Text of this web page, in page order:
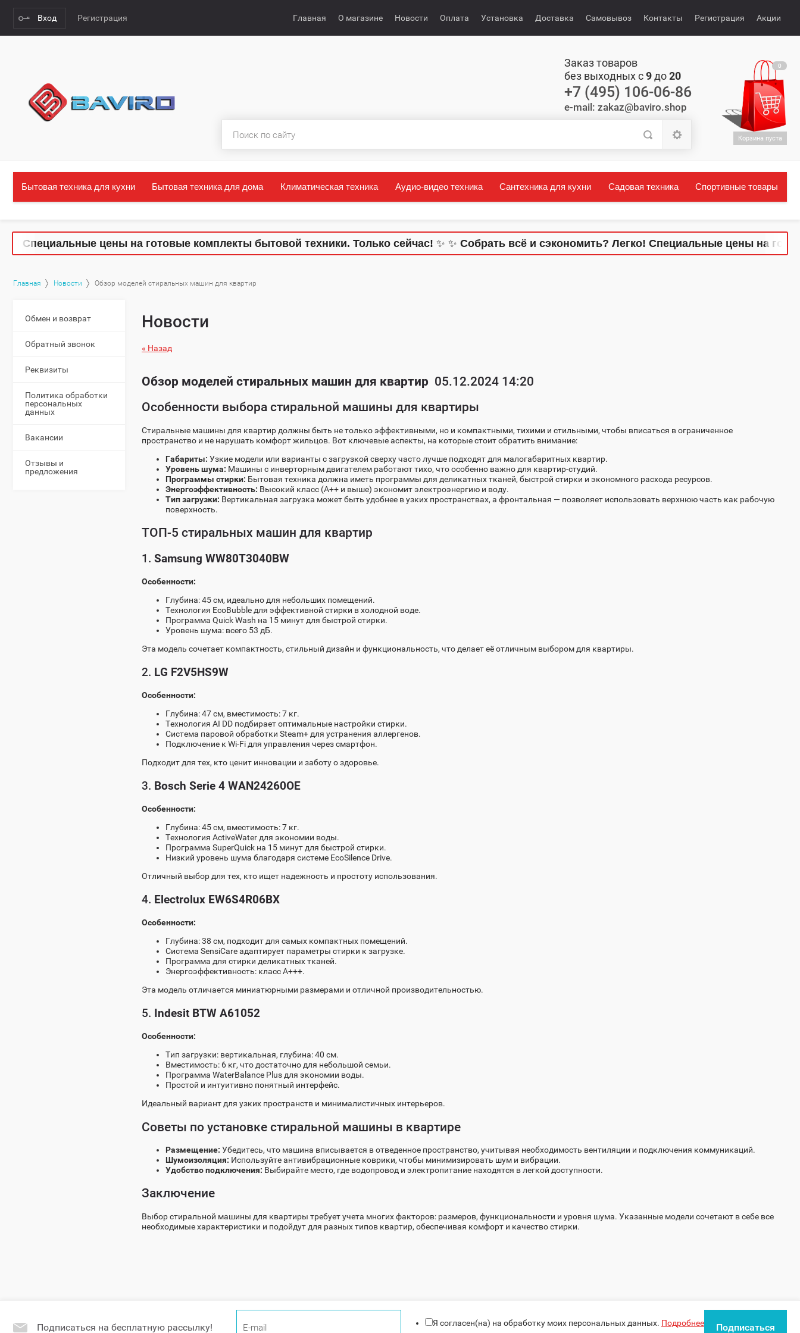
Вход Регистрация Главная О магазине Новости Оплата Установка Доставка Самовывоз Контакты Регистрация Акции
Заказ товаров
без выходных с9до20
+7 (495) 106-06-86
e-mail: zakaz@baviro.shop
0
Корзина пуста
Бытовая техника для кухни Бытовая техника для дома Климатическая техника Аудио-видео техника Сантехника для кухни Садовая техника Спортивные товары
цены на готовые комплекты бытовой техники. Только сейчас!✨ ✨ Собрать всё и сэкономить? Легко! Специальные цены на готовые
Главная Новости Обзор моделей стиральных машин для квартир
Обмен и возврат
Обратный звонок
Реквизиты
Политика обработки
персональных
данных
Вакансии
Отзывы и
предложения
Новости
« Назад
Обзор моделей стиральных машин для квартир 05.12.2024 14:20
Особенности выбора стиральной машины для квартиры
Стиральные машины для квартир должны быть не только эффективными, но и компактными, тихими и стильными, чтобы вписаться в ограниченное
пространство и не нарушать комфорт жильцов. Вот ключевые аспекты, на которые стоит обратить внимание:
Габариты: Узкие модели или варианты с загрузкой сверху часто лучше подходят для малогабаритных квартир.
Уровень шума: Машины с инверторным двигателем работают тихо, что особенно важно для квартир-студий.
Программы стирки: Бытовая техника должна иметь программы для деликатных тканей, быстрой стирки и экономного расхода ресурсов.
Энергоэффективность: Высокий класс (A++ и выше) экономит электроэнергию и воду.
Тип загрузки: Вертикальная загрузка может быть удобнее в узких пространствах, а фронтальная — позволяет использовать верхнюю часть как рабочую
поверхность.
ТОП-5 стиральных машин для квартир
1. Samsung WW80T3040BW
Особенности:
Глубина: 45 см, идеально для небольших помещений.
Технология EcoBubble для эффективной стирки в холодной воде.
Программа Quick Wash на 15 минут для быстрой стирки.
Уровень шума: всего 53 дБ.
Эта модель сочетает компактность, стильный дизайн и функциональность, что делает её отличным выбором для квартиры.
2. LG F2V5HS9W
Особенности:
Глубина: 47 см, вместимость: 7 кг.
Технология AI DD подбирает оптимальные настройки стирки.
Система паровой обработки Steam+ для устранения аллергенов.
Подключение к Wi-Fi для управления через смартфон.
Подходит для тех, кто ценит инновации и заботу о здоровье.
3. Bosch Serie 4 WAN24260OE
Особенности:
Глубина: 45 см, вместимость: 7 кг.
Технология ActiveWater для экономии воды.
Программа SuperQuick на 15 минут для быстрой стирки.
Низкий уровень шума благодаря системе EcoSilence Drive.
Отличный выбор для тех, кто ищет надежность и простоту использования.
4. Electrolux EW6S4R06BX
Особенности:
Глубина: 38 см, подходит для самых компактных помещений.
Система SensiCare адаптирует параметры стирки к загрузке.
Программа для стирки деликатных тканей.
Энергоэффективность: класс A+++.
Эта модель отличается миниатюрными размерами и отличной производительностью.
5. Indesit BTW A61052
Особенности:
Тип загрузки: вертикальная, глубина: 40 см.
Вместимость: 6 кг, что достаточно для небольшой семьи.
Программа WaterBalance Plus для экономии воды.
Простой и интуитивно понятный интерфейс.
Идеальный вариант для узких пространств и минималистичных интерьеров.
Советы по установке стиральной машины в квартире
Размещение: Убедитесь, что машина вписывается в отведенное пространство, учитывая необходимость вентиляции и подключения коммуникаций.
Шумоизоляция: Используйте антивибрационные коврики, чтобы минимизировать шум и вибрации.
Удобство подключения: Выбирайте место, где водопровод и электропитание находятся в легкой доступности.
Заключение
Выбор стиральной машины для квартиры требует учета многих факторов: размеров, функциональности и уровня шума. Указанные модели сочетают в себе все
необходимые характеристики и подойдут для разных типов квартир, обеспечивая комфорт и качество стирки.
Подписаться на бесплатную рассылку! Я согласен(на) на обработку моих персональных данных. Подробнее Подписаться